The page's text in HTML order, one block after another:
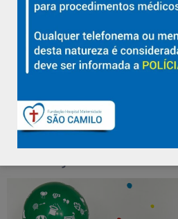
Em alusão ao Outubro Rosa,
participaram, nesta terça-feira (14),
a ginecologista Dra. Gilsara Marques,
deambulação da Maternidade da
objetivo promover um momento de
importância do autocuidado e da
Manhã de alegria
celebração do Dia